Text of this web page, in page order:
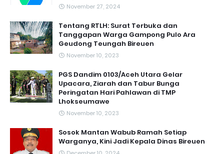
November 27, 2024
Tentang RTLH: Surat Terbuka dan
Tanggapan Warga Gampong Pulo Ara
Geudong Teungah Bireuen
November 10, 2023
PGS Dandim 0103/Aceh Utara Gelar
Upacara, Ziarah dan Tabur Bunga
Peringatan Hari Pahlawan di TMP
Lhokseumawe
November 10, 2023
Sosok Mantan Wabub Ramah Setiap
Warganya, Kini Jadi Kepala Dinas Bireuen